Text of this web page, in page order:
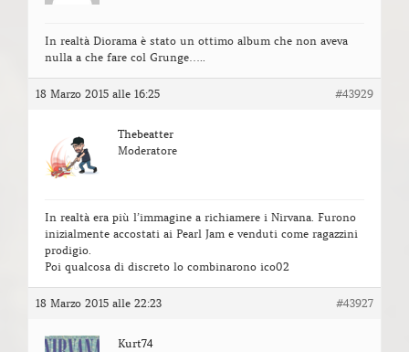
In realtà Diorama è stato un ottimo album che non aveva
nulla a che fare col Grunge…..
18 Marzo 2015 alle 16:25 #43929
Thebeatter
Moderatore
In realtà era più l’immagine a richiamere i Nirvana. Furono
inizialmente accostati ai Pearl Jam e venduti come ragazzini
prodigio.
Poi qualcosa di discreto lo combinarono ico02
18 Marzo 2015 alle 22:23 #43927
Kurt74